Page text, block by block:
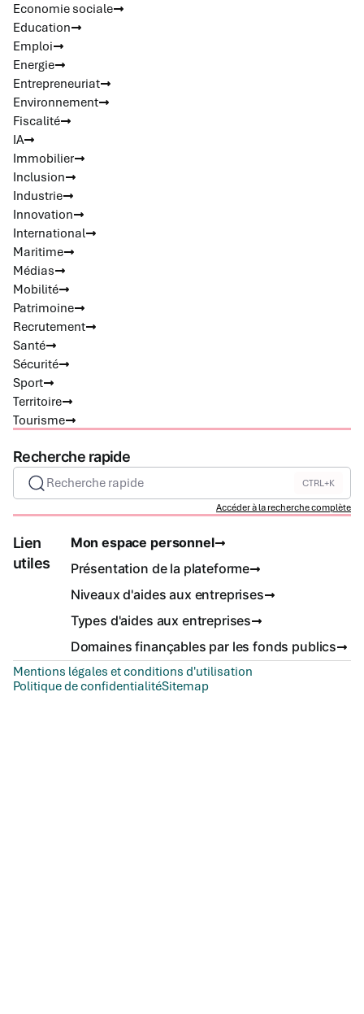
Economie sociale
Education
Emploi
Energie
Entrepreneuriat
Environnement
Fiscalité
IA
Immobilier
Inclusion
Industrie
Innovation
International
Maritime
Médias
Mobilité
Patrimoine
Recrutement
Santé
Sécurité
Sport
Territoire
Tourisme
Recherche rapide
Recherche rapide CTRL+K
Accéder à la recherche complète
Lien
utiles
Mon espace personnel
Présentation de la plateforme
Niveaux d'aides aux entreprises
Types d'aides aux entreprises
Domaines finançables par les fonds publics
Mentions légales et conditions d'utilisation
Politique de confidentialitéSitemap